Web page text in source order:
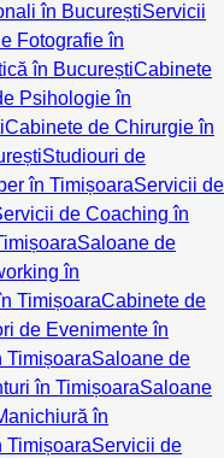
în BucureștiServicii
Fotografie în
în BucureștiCabinete
Psihologie în
Cabinete de Chirurgie în
Studiouri de
în TimișoaraServicii de
de Coaching în
Saloane de
în
TimișoaraCabinete de
de Evenimente în
TimișoaraSaloane de
în TimișoaraSaloane
în
TimișoaraServicii de